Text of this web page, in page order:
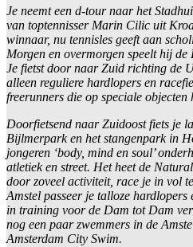
Je neemt een d-tour naar het
van toptennisser Marin Cilic uit
winnaar, nu tennisles geeft aan
Morgen en overmorgen speelt hij
Je fietst door naar Zuid richting de
alleen reguliere hardlopers en
freerunners die op speciale
Doorfietsend naar Zuidoost fiets je
Bijlmerpark en het stangenpark in
jongeren ‘body, mind en soul’
atletiek en street. Het heet de
door zoveel activiteit, race je in vol
Amstel passeer je talloze hardlopers
in training voor de Dam tot Dam
nog een paar zwemmers in de
Amsterdam City Swim.